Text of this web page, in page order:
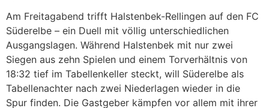
Am Freitagabend trifft Halstenbek-Rellingen auf den FC
Süderelbe – ein Duell mit völlig unterschiedlichen
Ausgangslagen. Während Halstenbek mit nur zwei
Siegen aus zehn Spielen und einem Torverhältnis von
18:32 tief im Tabellenkeller steckt, will Süderelbe als
Tabellenachter nach zwei Niederlagen wieder in die
Spur finden. Die Gastgeber kämpfen vor allem mit ihrer